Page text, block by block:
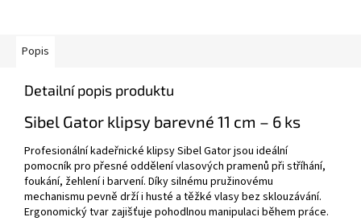
Popis
Detailní popis produktu
Sibel Gator klipsy barevné 11 cm – 6 ks
Profesionální kadeřnické klipsy Sibel Gator jsou ideální
pomocník pro přesné oddělení vlasových pramenů při stříhání,
foukání, žehlení i barvení. Díky silnému pružinovému
mechanismu pevně drží i husté a těžké vlasy bez sklouzávání.
Ergonomický tvar zajišťuje pohodlnou manipulaci během práce.